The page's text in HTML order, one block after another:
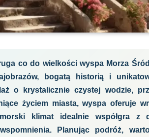
co do wielkości wyspa Morza
bogatą historią i
o krystalicznie czystej wodzie,
życiem miasta, wyspa oferuje
klimat idealnie współgra z
Planując podróż,